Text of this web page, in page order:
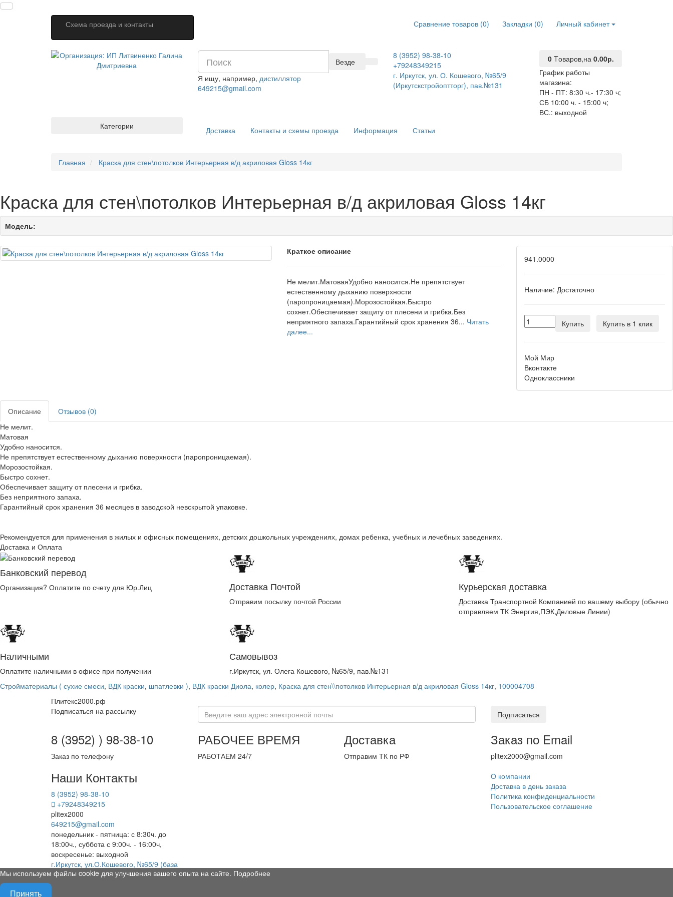
Мы используем файлы cookie для улучшения вашего опыта на сайте. Подробнее
Принять
Схема проезда и контакты Личный кабинет
Закладки (0)
Сравнение товаров (0)
8 (3952) 98-38-10
+79248349215
г. Иркутск, ул. О. Кошевого, №65/9
(Иркутскстройоптторг), пав.№131
0 Tоваров,на 0.00р.
График работы
магазина:
ПН - ПТ: 8:30 ч.- 17:30 ч;
СБ 10:00 ч. - 15:00 ч;
ВС.: выходной
Везде
Я ищу, например, дистиллятор
649215@gmail.com
Доставка Контакты и схемы проезда Информация Статьи
Категории
Главная Краска для стен\потолков Интерьерная в/д акриловая Gloss 14кг
Краска для стен\потолков Интерьерная в/д акриловая Gloss 14кг
Модель:
Краткое описание
Не мелит.МатоваяУдобно наносится.Не препятствует
естественному дыханию поверхности
(паропроницаемая).Морозостойкая.Быстро
сохнет.Обеспечивает защиту от плесени и грибка.Без
неприятного запаха.Гарантийный срок хранения 36... Читать
далее...
941.0000
Наличие: Достаточно
Купить Купить в 1 клик
Мой Мир
Вконтакте
Одноклассники
Описание
Отзывов (0)
Не мелит.
Матовая
Удобно наносится.
Не препятствует естественному дыханию поверхности (паропроницаемая).
Морозостойкая.
Быстро сохнет.
Обеспечивает защиту от плесени и грибка.
Без неприятного запаха.
Гарантийный срок хранения 36 месяцев в заводской невскрытой упаковке.
Рекомендуется для применения в жилых и офисных помещениях, детских дошкольных учреждениях, домах ребенка, учебных и лечебных заведениях.
Доставка и Оплата
Банковский перевод
Организация? Оплатите по счету для Юр.Лиц Доставка Почтой
Отправим посылку почтой России
Курьерская доставка
Доставка Транспортной Компанией по вашему выбору (обычно
отправляем ТК Энергия,ПЭК,Деловые Линии)
Наличными
Оплатите наличными в офисе при получении
Самовывоз
г.Иркутск, ул. Олега Кошевого, №65/9, пав.№131
Стройматериалы ( сухие смеси, ВДК краски, шпатлевки ), ВДК краски Диола, колер, Краска для стен\\потолков Интерьерная в/д акриловая Gloss 14кг, 100004708
Плитекс2000.рф
Подписаться на рассылку
Подписаться
8 (3952) ) 98-38-10
Заказ по телефону
РАБОЧЕЕ ВРЕМЯ
РАБОТАЕМ 24/7
Доставка
Отправим ТК по РФ
Заказ по Email
plitex2000@gmail.com
Наши Контакты
8 (3952) 98-38-10
+79248349215
plitex2000
649215@gmail.com
понедельник - пятница: с 8:30ч. до
18:00ч., суббота с 9:00ч. - 16:00ч,
воскресенье: выходной
г.Иркутск, ул.О.Кошевого, №65/9 (база
"Иркутскстройоптторг"), пав.№131
Организация: ИП Литвиненко Галина
О компании
Доставка в день заказа
Политика конфиденциальности
Пользовательское соглашение